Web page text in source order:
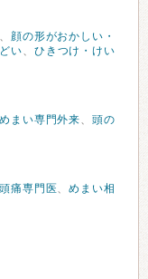
、
顔の形がおかしい・
い、 ひきつけ・けい
めまい専門外来、頭の
頭痛専門医、めまい相